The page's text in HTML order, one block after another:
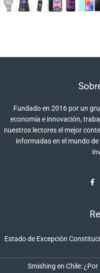
Fundado en 2016 por un
economía e innovación,
nuestros lectores el mejor
informadas en el mundo
Estado de Excepción
Smishing en Chile: